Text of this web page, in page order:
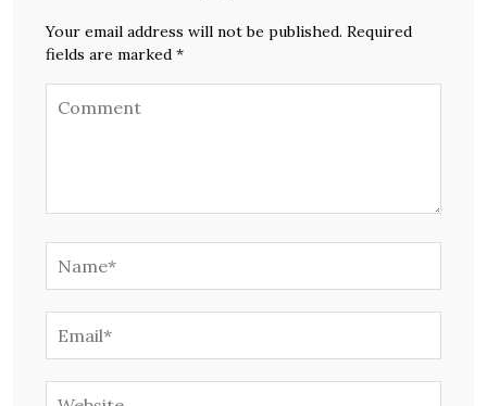
Your email address will not be published. Required
fields are marked *